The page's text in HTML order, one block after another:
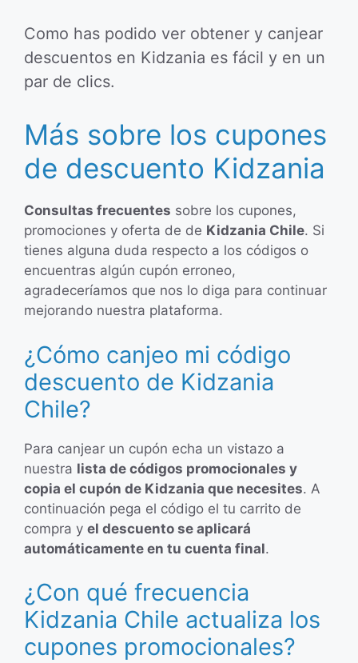
Como has podido ver obtener y canjear
descuentos en Kidzania es fácil y en un
par de clics.
Más sobre los cupones
de descuento Kidzania
Consultas frecuentes sobre los cupones,
promociones y oferta de de Kidzania Chile. Si
tienes alguna duda respecto a los códigos o
encuentras algún cupón erroneo,
agradeceríamos que nos lo diga para continuar
mejorando nuestra plataforma.
¿Cómo canjeo mi código
descuento de Kidzania
Chile?
Para canjear un cupón echa un vistazo a
nuestra lista de códigos promocionales y
copia el cupón de Kidzania que necesites. A
continuación pega el código el tu carrito de
compra y el descuento se aplicará
automáticamente en tu cuenta final.
¿Con qué frecuencia
Kidzania Chile actualiza los
cupones promocionales?